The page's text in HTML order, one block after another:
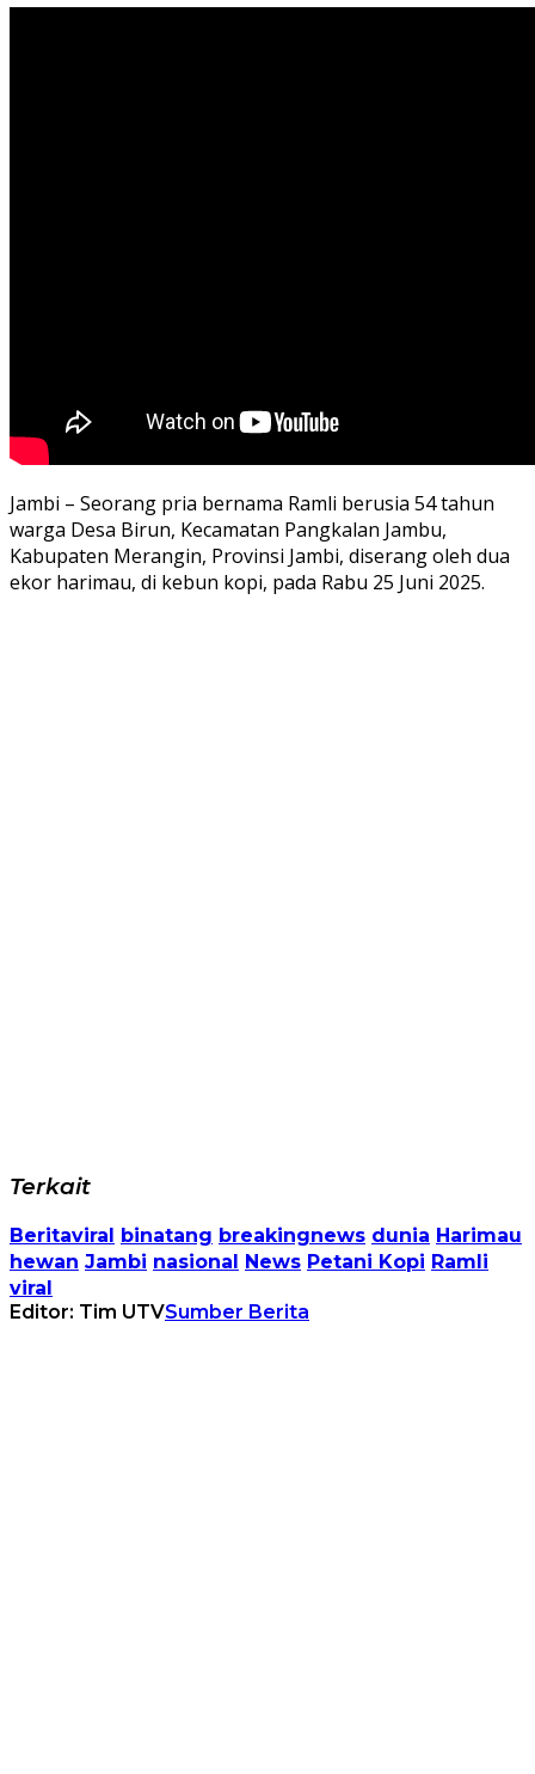
Jambi – Seorang pria bernama Ramli berusia 54 tahun
warga Desa Birun, Kecamatan Pangkalan Jambu,
Kabupaten Merangin, Provinsi Jambi, diserang oleh dua
ekor harimau, di kebun kopi, pada Rabu 25 Juni 2025.
Terkait
Beritaviral binatang breakingnews dunia Harimau
hewan Jambi nasional News Petani Kopi Ramli
viral
Editor: Tim UTVSumber Berita